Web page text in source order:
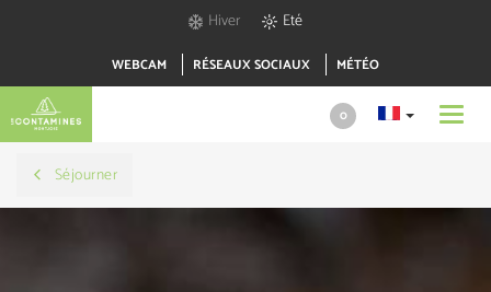
Hiver Eté
WEBCAM RÉSEAUX SOCIAUX MÉTÉO
0
Séjourner